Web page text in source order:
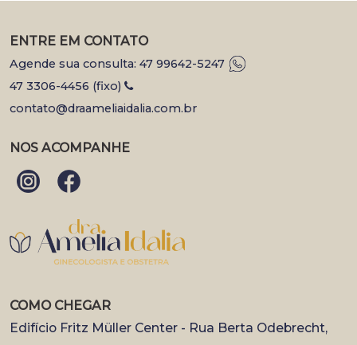
ENTRE EM CONTATO
Agende sua consulta: 47 99642-5247
47 3306-4456 (fixo)
contato@draameliaidalia.com.br
NOS ACOMPANHE
COMO CHEGAR
Edifício Fritz Müller Center - Rua Berta Odebrecht,